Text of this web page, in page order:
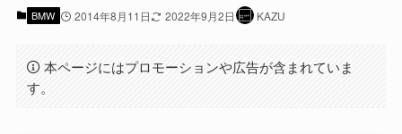
BMW 2014年8月11日 2022年9月2日 KAZU
本ページにはプロモーションや広告が含まれていま
す。